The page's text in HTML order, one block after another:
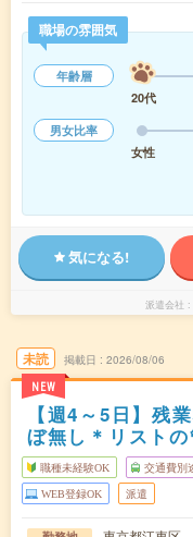
職場の雰囲気
年齢層
20代
男女比率
女性
気になる!
派遣会社
未読
NEW
掲載日 2026/08/06
【週4～5日】残
ぼ無し＊リスト
職種未経験OK 交通費別
WEB登録OK 派遣